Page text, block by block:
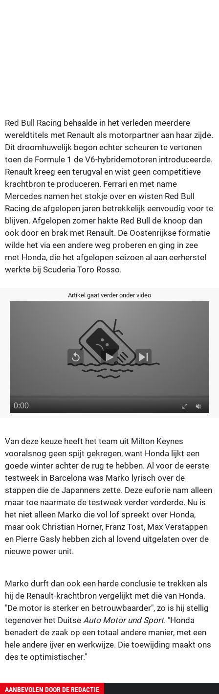
Red Bull Racing behaalde in het verleden meerdere
wereldtitels met Renault als motorpartner aan haar zijde.
Dit droomhuwelijk begon echter scheuren te vertonen
toen de Formule 1 de V6-hybridemotoren introduceerde.
Renault kreeg een terugval en wist geen competitieve
krachtbron te produceren. Ferrari en met name
Mercedes namen het stokje over en wisten Red Bull
Racing de afgelopen jaren betrekkelijk eenvoudig voor te
blijven. Afgelopen zomer hakte Red Bull de knoop dan
ook door en brak met Renault. De Oostenrijkse formatie
wilde het via een andere weg proberen en ging in zee
met Honda, die het afgelopen seizoen al aan eerherstel
werkte bij Scuderia Toro Rosso.
Artikel gaat verder onder video
Van deze keuze heeft het team uit Milton Keynes
vooralsnog geen spijt gekregen, want Honda lijkt een
goede winter achter de rug te hebben. Al voor de eerste
testweek in Barcelona was Marko lyrisch over de
stappen die de Japanners zette. Deze euforie nam alleen
maar toe naarmate de testweek verder vorderde. Nu is
het niet alleen Marko die vol lof spreekt over Honda,
maar ook Christian Horner, Franz Tost, Max Verstappen
en Pierre Gasly hebben zich al lovend uitgelaten over de
nieuwe power unit.
Marko durft dan ook een harde conclusie te trekken als
hij de Renault-krachtbron vergelijkt met die van Honda.
"De motor is sterker en betrouwbaarder", zo is hij stellig
tegenover het Duitse Auto Motor und Sport. "Honda
benadert de zaak op een totaal andere manier, met een
hele andere ijver en werkwijze. Die toewijding maakt ons
des te optimistischer."
AANBEVOLEN DOOR DE REDACTIE